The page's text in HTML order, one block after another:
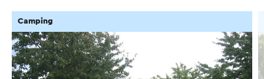
Camping